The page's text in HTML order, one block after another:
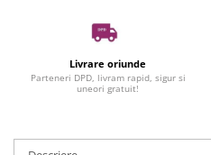
Livrare oriunde
Parteneri DPD, livram rapid, sigur si
uneori gratuit!